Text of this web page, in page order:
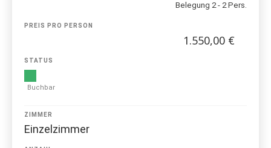
Belegung 2 - 2 Pers.
PREIS PRO PERSON
1.550,00 €
STATUS
Buchbar
ZIMMER
Einzelzimmer